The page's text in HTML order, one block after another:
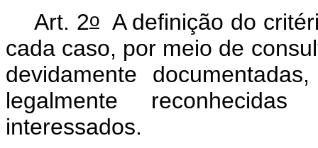
Art. 2oA definição do
cada caso, por meio de
devidamente
legalmente
interessados.